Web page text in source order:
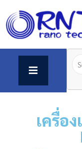
เครื่อ